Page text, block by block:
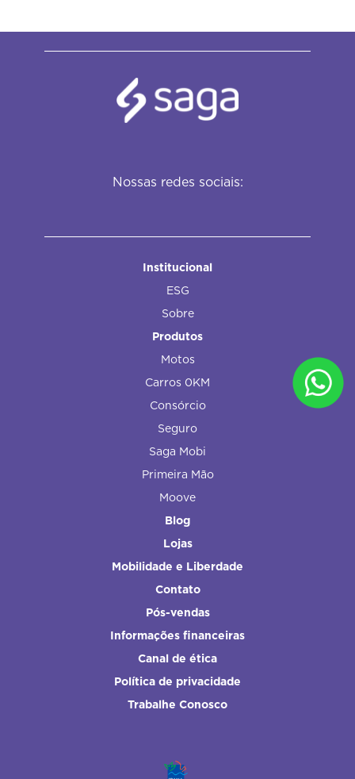
Nossas redes sociais:
Institucional
ESG
Sobre
Produtos
Motos
Carros 0KM
Consórcio
Seguro
Saga Mobi
Primeira Mão
Moove
Blog
Lojas
Mobilidade e Liberdade
Contato
Pós-vendas
Informações financeiras
Canal de ética
Política de privacidade
Trabalhe Conosco